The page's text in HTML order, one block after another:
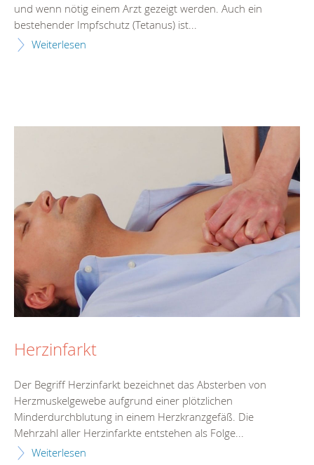
und wenn nötig einem Arzt gezeigt werden. Auch ein
bestehender Impfschutz (Tetanus) ist...
Weiterlesen
Herzinfarkt
Der Begriff Herzinfarkt bezeichnet das Absterben von
Herzmuskelgewebe aufgrund einer plötzlichen
Minderdurchblutung in einem Herzkranzgefäß. Die
Mehrzahl aller Herzinfarkte entstehen als Folge...
Weiterlesen